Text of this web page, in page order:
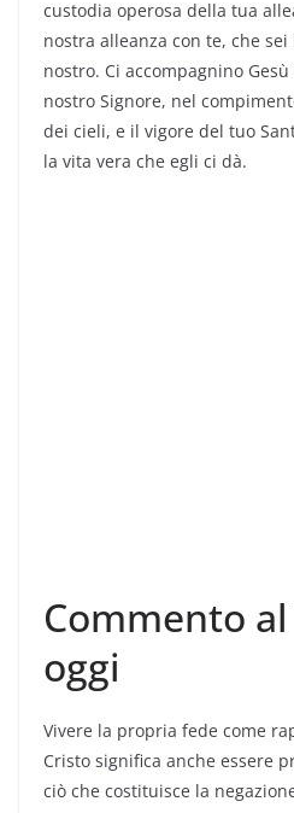
custodia operosa della tua
nostra alleanza con te, che
nostro. Ci accompagnino
nostro Signore, nel
dei cieli, e il vigore del tuo
la vita vera che egli ci dà.
Commento
oggi
Vivere la propria fede come
Cristo significa anche essere
ciò che costituisce la